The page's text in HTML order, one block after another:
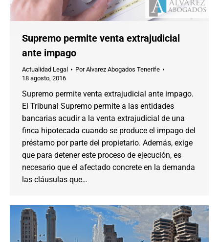
Supremo permite venta extrajudicial
ante impago
Actualidad Legal PorAlvarez Abogados Tenerife
18 agosto, 2016
Supremo permite venta extrajudicial ante impago.
El Tribunal Supremo permite a las entidades
bancarias acudir a la venta extrajudicial de una
finca hipotecada cuando se produce el impago del
préstamo por parte del propietario. Además, exige
que para detener este proceso de ejecución, es
necesario que el afectado concrete en la demanda
las cláusulas que…